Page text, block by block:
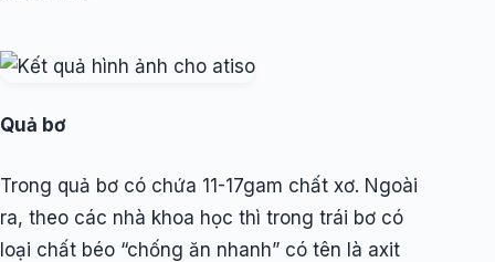
Quả bơ
Trong quả bơ có chứa 11-17gam chất xơ. Ngoài
ra, theo các nhà khoa học thì trong trái bơ có
loại chất béo “chống ăn nhanh” có tên là axit